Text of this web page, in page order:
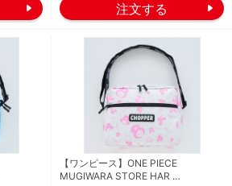
【ワンピース】ONE PIECE
MUGIWARA STORE HAR …